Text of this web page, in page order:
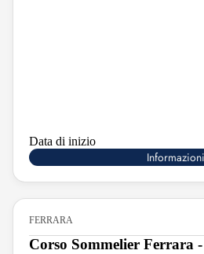
Data di inizio
Informazioni
FERRARA
Corso Sommelier Ferrara